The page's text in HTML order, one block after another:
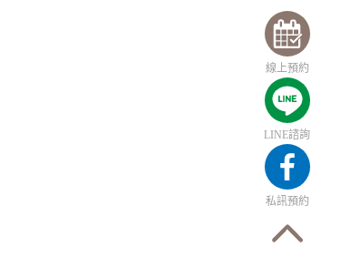
線上預約
LINE諮詢
私訊預約